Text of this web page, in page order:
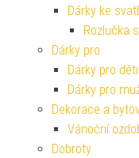
Dárky ke
Rozlučka
Dárky pro
Dárky pro děti
Dárky pro
Dekorace a
Vánoční
Dobroty